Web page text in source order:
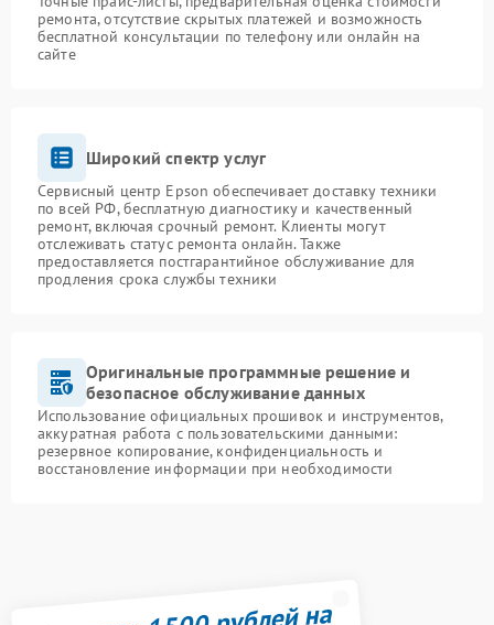
ремонта, отсутствие скрытых платежей и возможность
бесплатной консультации по телефону или онлайн на
сайте
Широкий спектр услуг
Сервисный центр Epson обеспечивает доставку техники
по всей РФ, бесплатную диагностику и качественный
ремонт, включая срочный ремонт. Клиенты могут
отслеживать статус ремонта онлайн. Также
предоставляется постгарантийное обслуживание для
продления срока службы техники
Оригинальные программные решение и
безопасное обслуживание данных
Использование официальных прошивок и инструментов,
аккуратная работа с пользовательскими данными:
резервное копирование, конфиденциальность и
восстановление информации при необходимости